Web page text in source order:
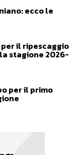
ecco le
il ripescaggio
stagione 2026-
per il primo